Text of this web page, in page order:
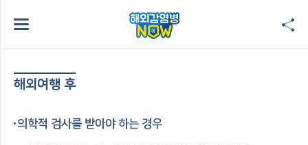
해외여행 후
의학적 검사를 받아야 하는 경우